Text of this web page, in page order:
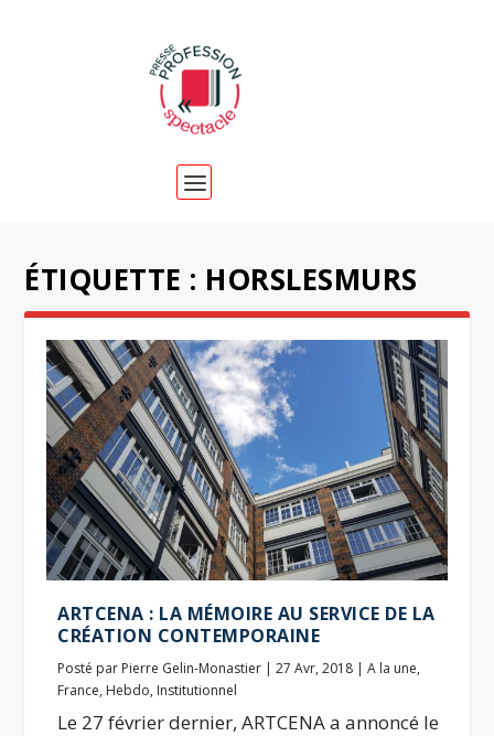
ÉTIQUETTE : HORSLESMURS
ARTCENA : LA MÉMOIRE AU SERVICE DE LA
CRÉATION CONTEMPORAINE
Posté par Pierre Gelin-Monastier |27 Avr, 2018 |A la une,
France, Hebdo, Institutionnel
Le 27 février dernier, ARTCENA a annoncé le